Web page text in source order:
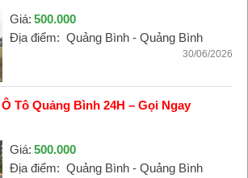
Giá: 500.000
Địa điểm: Quảng Bình - Quảng Bình
30/06/2026
Tô Quảng Bình 24H – Gọi Ngay
Giá: 500.000
Địa điểm: Quảng Bình - Quảng Bình